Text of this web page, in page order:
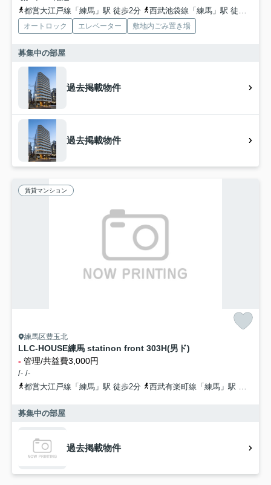
都営大江戸線「練馬」駅 徒歩2分
西武池袋線「練馬」駅 徒歩2分
オートロック エレベーター 敷地内ごみ置き場
募集中の部屋
過去掲載物件
過去掲載物件
賃貸マンション
練馬区豊玉北
LLC-HOUSE練馬 statinon front 303H(男ド)
- 管理/共益費3,000円
/- /-
都営大江戸線「練馬」駅 徒歩2分
西武有楽町線「練馬」駅 徒歩3分
募集中の部屋
過去掲載物件